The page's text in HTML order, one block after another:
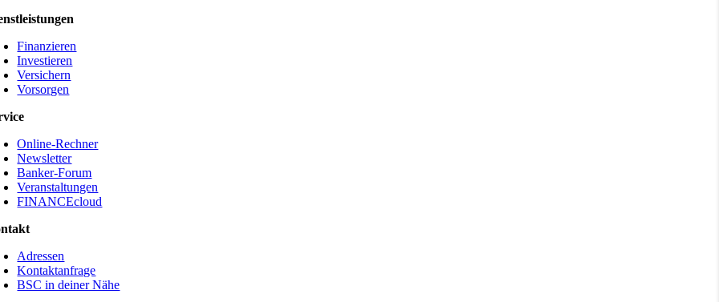
Finanzieren
Investieren
Versichern
Vorsorgen
Online-Rechner
Newsletter
Banker-Forum
Veranstaltungen
FINANCEcloud
Adressen
Kontaktanfrage
BSC in deiner Nähe